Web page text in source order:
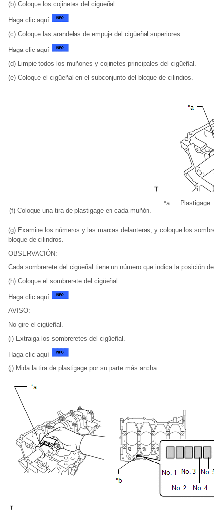
(b) Coloque los cojinetes del cigüeñal.
Haga clic aquí
(c) Coloque las arandelas de empuje del cigüeñal superiores.
Haga clic aquí
(d) Limpie todos los muñones y cojinetes principales del cigüeñal.
(e) Coloque el cigüeñal en el subconjunto del bloque de cilindros.
(f) Coloque una tira de plastigage en cada muñón.
*a Plastigage
(g) Examine los números y las marcas delanteras, y coloque los
bloque de cilindros.
OBSERVACIÓN:
Cada sombrerete del cigüeñal tiene un número que indica la posición de
(h) Coloque el sombrerete del cigüeñal.
Haga clic aquí
AVISO:
No gire el cigüeñal.
(i) Extraiga los sombreretes del cigüeñal.
Haga clic aquí
(j) Mida la tira de plastigage por su parte más ancha.